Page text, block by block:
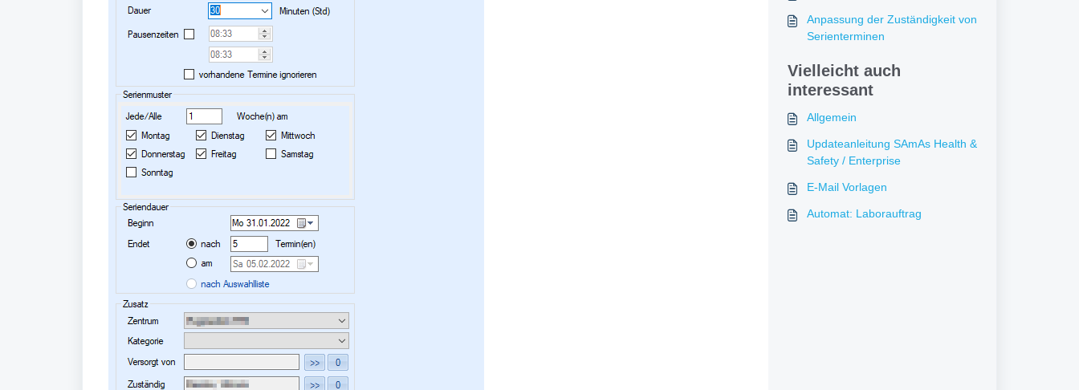
Anpassung der Zuständigkeit von
Serienterminen
Vielleicht auch
interessant
Allgemein
Updateanleitung SAmAs Health &
Safety / Enterprise
E-Mail Vorlagen
Automat: Laborauftrag